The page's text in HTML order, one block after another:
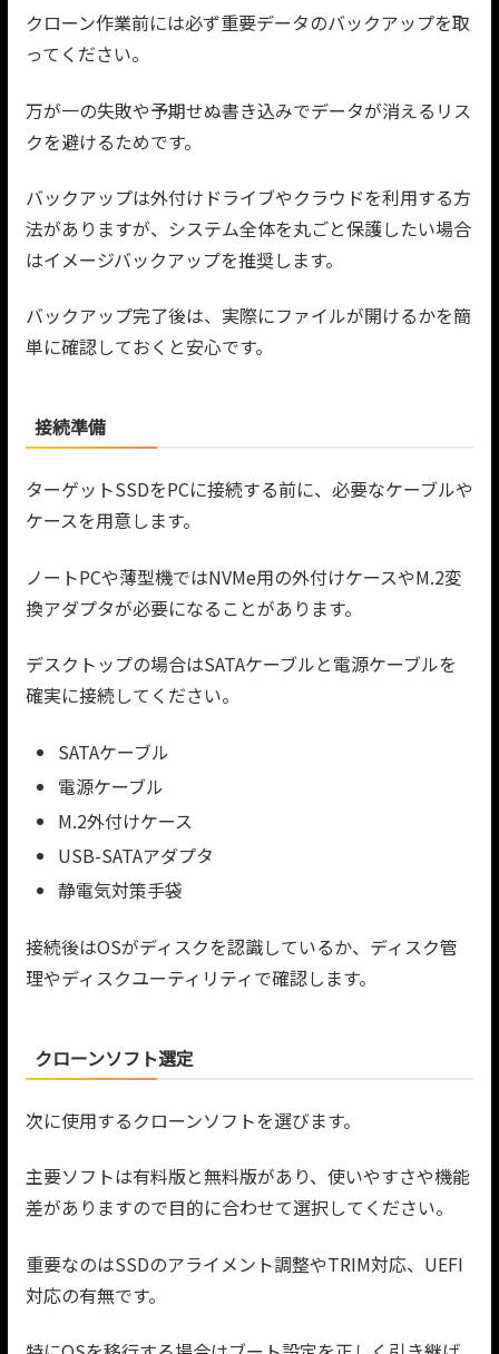
クローン作業前には必ず重要データのバックアップを取
ってください。
万が一の失敗や予期せぬ書き込みでデータが消えるリス
クを避けるためです。
バックアップは外付けドライブやクラウドを利用する方
法がありますが、システム全体を丸ごと保護したい場合
はイメージバックアップを推奨します。
バックアップ完了後は、実際にファイルが開けるかを簡
単に確認しておくと安心です。
接続準備
ターゲットSSDをPCに接続する前に、必要なケーブルや
ケースを用意します。
ノートPCや薄型機ではNVMe用の外付けケースやM.2変
換アダプタが必要になることがあります。
デスクトップの場合はSATAケーブルと電源ケーブルを
確実に接続してください。
SATAケーブル
電源ケーブル
M.2外付けケース
USB-SATAアダプタ
静電気対策手袋
接続後はOSがディスクを認識しているか、ディスク管
理やディスクユーティリティで確認します。
クローンソフト選定
次に使用するクローンソフトを選びます。
主要ソフトは有料版と無料版があり、使いやすさや機能
差がありますので目的に合わせて選択してください。
重要なのはSSDのアライメント調整やTRIM対応、UEFI
対応の有無です。